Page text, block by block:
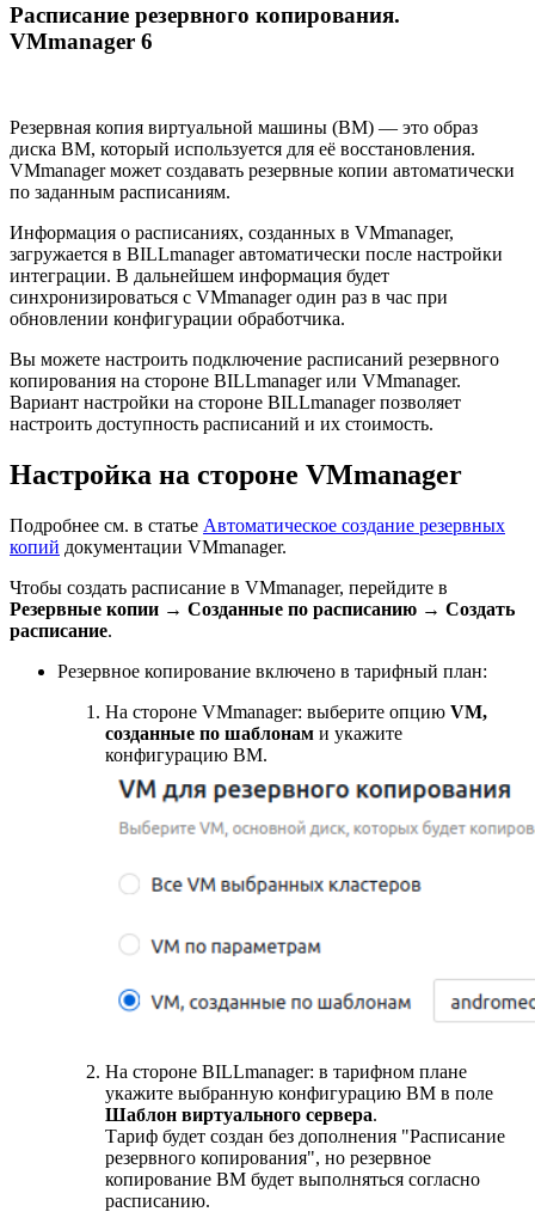
Расписание резервного копирования.
VMmanager 6
Резервная копия виртуальной машины (ВМ) — это образ
диска ВМ, который используется для её восстановления.
VMmanager может создавать резервные копии автоматически
по заданным расписаниям.
Информация о расписаниях, созданных в VMmanager,
загружается в BILLmanager автоматически после настройки
интеграции. В дальнейшем информация будет
синхронизироваться с VMmanager один раз в час при
обновлении конфигурации обработчика.
Вы можете настроить подключение расписаний резервного
копирования на стороне BILLmanager или VMmanager.
Вариант настройки на стороне BILLmanager позволяет
настроить доступность расписаний и их стоимость.
Настройка на стороне VMmanager
Подробнее см. в статье Автоматическое создание резервных
копий документации VMmanager.
Чтобы создать расписание в VMmanager, перейдите в
Резервные копии → Созданные по расписанию → Создать
расписание.
Резервное копирование включено в тарифный план:
На стороне VMmanager: выберите опцию VM,
cозданные по шаблонам и укажите
конфигурацию ВМ.
На стороне BILLmanager: в тарифном плане
укажите выбранную конфигурацию ВМ в поле
Шаблон виртуального сервера.
Тариф будет создан без дополнения "Расписание
резервного копирования", но резервное
копирование ВМ будет выполняться согласно
расписанию.